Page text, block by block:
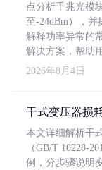
点分析千兆光模
至-24dBm），
解释功率异常的
解决方案，帮助
2026年8月4日
干式变压器损
本文详细解析干
（GB/T 10228-
例，分步骤说明